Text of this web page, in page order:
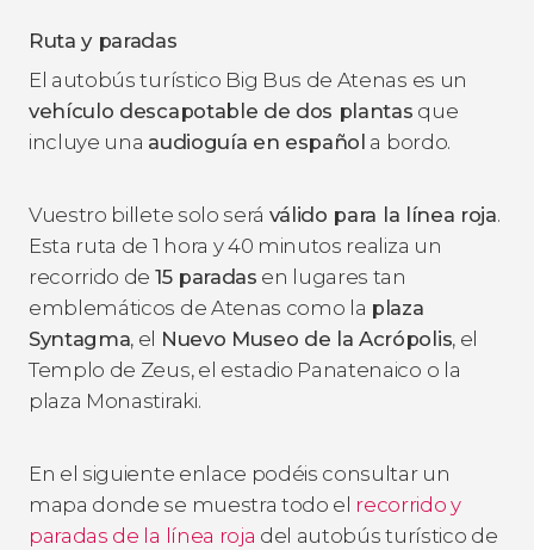
Ruta y paradas
El autobús turístico Big Bus de Atenas es un
vehículo descapotable de dos plantas que
incluye una audioguía en español a bordo.
Vuestro billete solo será válido para la línea roja.
Esta ruta de 1 hora y 40 minutos realiza un
recorrido de 15 paradas en lugares tan
emblemáticos de Atenas como la plaza
Syntagma, el Nuevo Museo de la Acrópolis, el
Templo de Zeus, el estadio Panatenaico o la
plaza Monastiraki.
En el siguiente enlace podéis consultar un
mapa donde se muestra todo el recorrido y
paradas de la línea roja del autobús turístico de